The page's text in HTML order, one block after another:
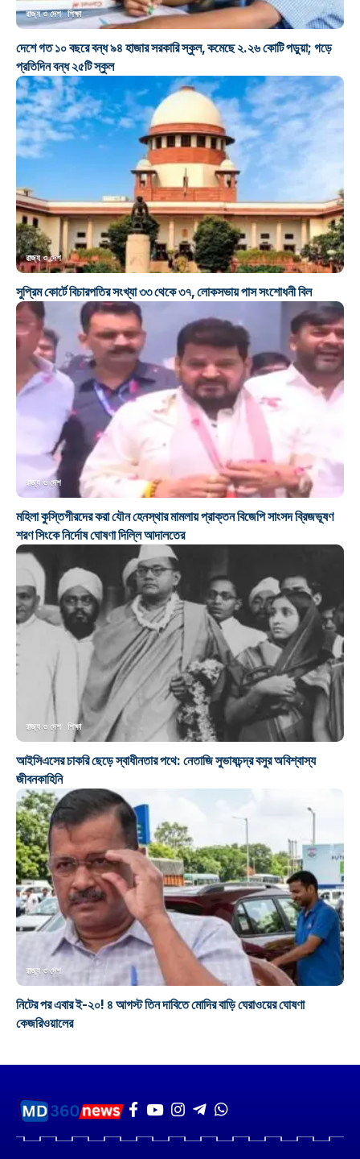
রাজ্য ও দেশ শিক্ষা
দেশে গত ১০ বছরে বন্ধ ৯৪ হাজার সরকারি স্কুল, কমেছে ২.২৬ কোটি পড়ুয়া; গড়ে
প্রতিদিন বন্ধ ২৫টি স্কুল
রাজ্য ও দেশ
সুপ্রিম কোর্টে বিচারপতির সংখ্যা ৩৩ থেকে ৩৭, লোকসভায় পাস সংশোধনী বিল
রাজ্য ও দেশ
মহিলা কুস্তিগীরদের করা যৌন হেনস্থার মামলায় প্রাক্তন বিজেপি সাংসদ ব্রিজভূষণ
শরণ সিংকে নির্দোষ ঘোষণা দিল্লি আদালতের
রাজ্য ও দেশ শিক্ষা
আইসিএসের চাকরি ছেড়ে স্বাধীনতার পথে: নেতাজি সুভাষচন্দ্র বসুর অবিশ্বাস্য
জীবনকাহিনি
রাজ্য ও দেশ
নিটের পর এবার ই-২০! ৪ আগস্ট তিন দাবিতে মোদির বাড়ি ঘেরাওয়ের ঘোষণা
কেজরিওয়ালের